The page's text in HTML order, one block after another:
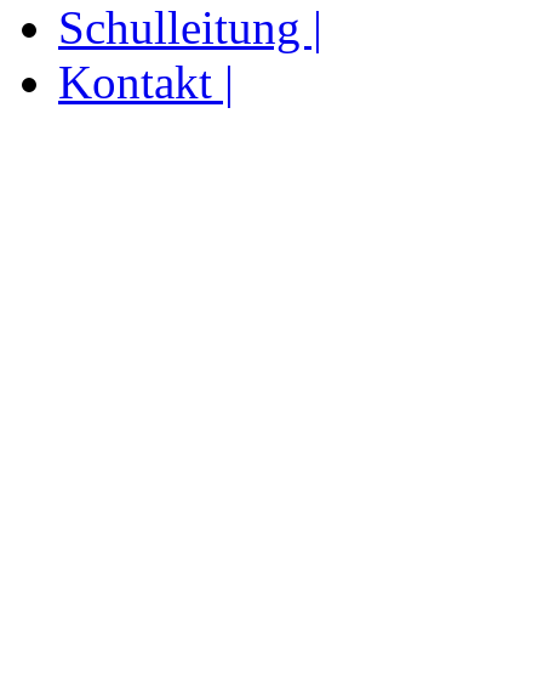
Schulleitung |
Kontakt |